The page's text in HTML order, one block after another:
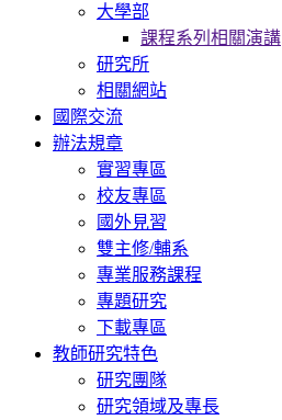
大學部
課程系列相關演講
研究所
相關網站
國際交流
辦法規章
實習專區
校友專區
國外見習
雙主修/輔系
專業服務課程
專題研究
下載專區
教師研究特色
研究團隊
研究領域及專長